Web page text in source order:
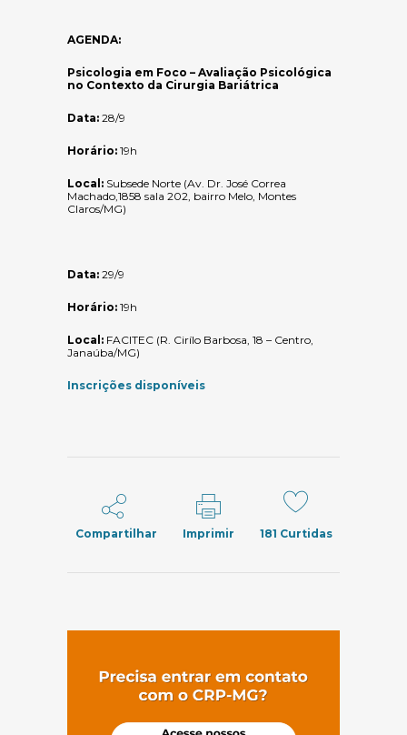
AGENDA:
Psicologia em Foco – Avaliação Psicológica
no Contexto da Cirurgia Bariátrica
Data: 28/9
Horário: 19h
Local: Subsede Norte (Av. Dr. José Correa
Machado,1858 sala 202, bairro Melo, Montes
Claros/MG)
Data: 29/9
Horário: 19h
Local: FACITEC (R. Cirílo Barbosa, 18 – Centro,
Janaúba/MG)
Inscrições disponíveis
Compartilhar Imprimir 181 Curtidas